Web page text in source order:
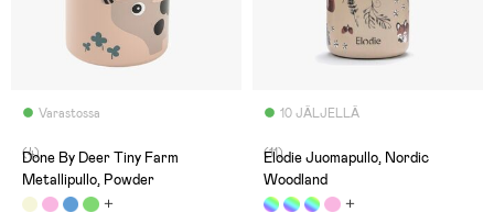
Varastossa
(4)
Done By Deer Tiny Farm
Metallipullo, Powder
10 JÄLJELLÄ
(11)
Elodie Juomapullo, Nordic
Woodland